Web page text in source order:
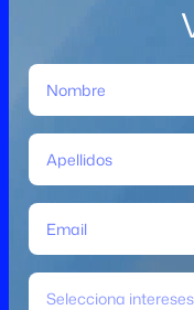
Selecciona intereses